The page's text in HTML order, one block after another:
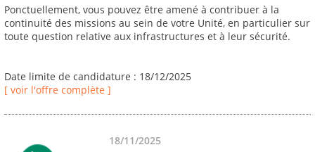
Ponctuellement, vous pouvez être amené à contribuer à la
continuité des missions au sein de votre Unité, en particulier sur
toute question relative aux infrastructures et à leur sécurité.
Date limite de candidature : 18/12/2025
[ voir l'offre complète ]
18/11/2025